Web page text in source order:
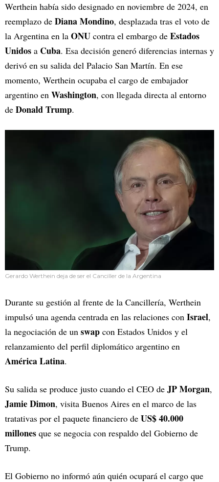
Werthein había sido designado en noviembre de 2024, en
reemplazo de Diana Mondino, desplazada tras el voto de
la Argentina en la ONU contra el embargo de Estados
Unidos a Cuba. Esa decisión generó diferencias internas y
derivó en su salida del Palacio San Martín. En ese
momento, Werthein ocupaba el cargo de embajador
argentino en Washington, con llegada directa al entorno
de Donald Trump.
Gerardo Werthein deja de ser el Canciller de la Argentina
Durante su gestión al frente de la Cancillería, Werthein
impulsó una agenda centrada en las relaciones con Israel,
la negociación de un swap con Estados Unidos y el
relanzamiento del perfil diplomático argentino en
América Latina.
Su salida se produce justo cuando el CEO de JP Morgan,
Jamie Dimon, visita Buenos Aires en el marco de las
tratativas por el paquete financiero de US$ 40.000
millones que se negocia con respaldo del Gobierno de
Trump.
El Gobierno no informó aún quién ocupará el cargo que